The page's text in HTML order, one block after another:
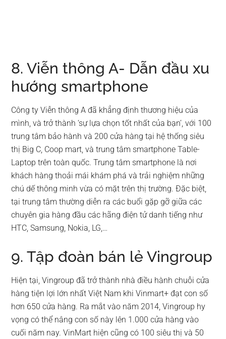
8. Viễn thông A- Dẫn đầu xu
hướng smartphone
Công ty Viễn thông A đã khẳng định thương hiệu của
mình, và trở thành ‘sự lựa chọn tốt nhất của bạn’, với 100
trung tâm bảo hành và 200 cửa hàng tại hệ thống siêu
thị Big C, Coop mart, và trung tâm smartphone Table-
Laptop trên toàn quốc. Trung tâm smartphone là nơi
khách hàng thoải mái khám phá và trải nghiệm những
chú dế thông minh vừa có mặt trên thị trường. Đặc biệt,
tại trung tâm thường diễn ra các buổi gặp gỡ giữa các
chuyên gia hàng đầu các hãng điện tử danh tiếng như
HTC, Samsung, Nokia, LG,…
9. Tập đoàn bán lẻ Vingroup
Hiện tại, Vingroup đã trở thành nhà điều hành chuỗi cửa
hàng tiện lợi lớn nhất Việt Nam khi Vinmart+ đạt con số
hơn 650 cửa hàng. Ra mắt vào năm 2014, Vingroup hy
vọng có thể nâng con số này lên 1.000 cửa hàng vào
cuối năm nay. VinMart hiện cũng có 100 siêu thị và 50